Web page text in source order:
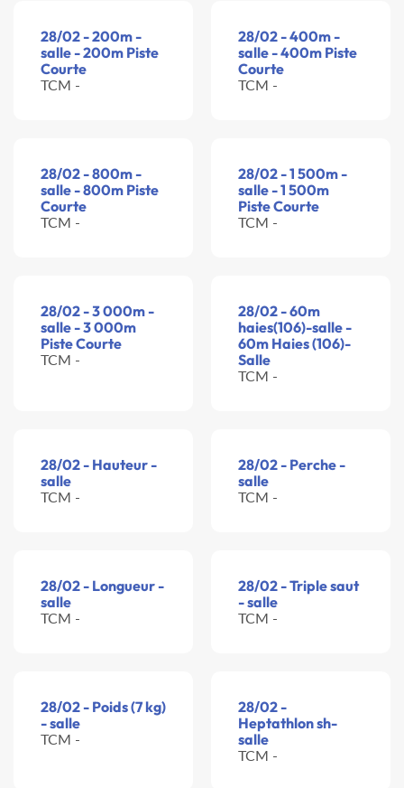
28/02 - 200m -
salle - 200m Piste
Courte
TCM -
28/02 - 400m -
salle - 400m Piste
Courte
TCM -
28/02 - 800m -
salle - 800m Piste
Courte
TCM -
28/02 - 1 500m -
salle - 1 500m
Piste Courte
TCM -
28/02 - 3 000m -
salle - 3 000m
Piste Courte
TCM -
28/02 - 60m
haies(106)-salle -
60m Haies (106)-
Salle
TCM -
28/02 - Hauteur -
salle
TCM -
28/02 - Perche -
salle
TCM -
28/02 - Longueur -
salle
TCM -
28/02 - Triple saut
- salle
TCM -
28/02 - Poids (7 kg)
- salle
TCM -
28/02 -
Heptathlon sh-
salle
TCM -